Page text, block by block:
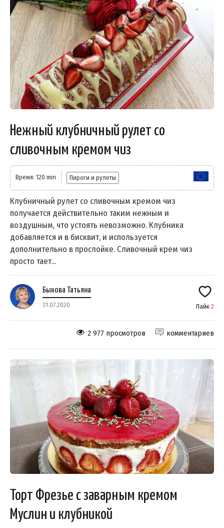
Нежный клубничный рулет со
сливочным кремом чиз
Время: 120 min Пироги и рулеты
Клубничный рулет со сливочным кремом чиз
получается действительно таким нежным и
воздушным, что устоять невозможно. Клубника
добавляется и в бисквит, и используется
дополнительно в прослойке. Сливочный крем чиз
просто тает...
Быкова Татьяна
31.07.2020 Лайк 2
комментариев
2 977 просмотров
Торт Фрезье с заварным кремом
Муслин и клубникой